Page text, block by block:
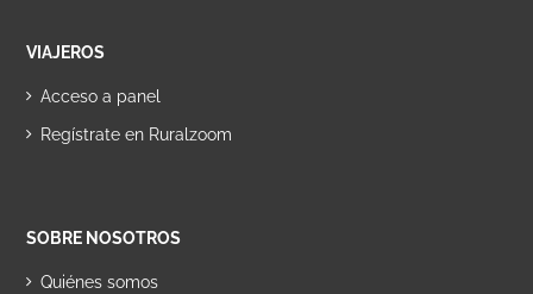
VIAJEROS
Acceso a panel
Regístrate en Ruralzoom
SOBRE NOSOTROS
Quiénes somos